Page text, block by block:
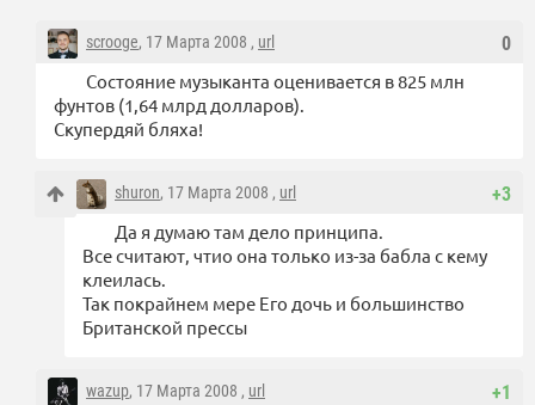
0
scrooge, 17 Марта 2008 , url
Состояние музыканта оценивается в 825 млн
фунтов (1,64 млрд долларов).
Скупердяй бляха!
+3
shuron, 17 Марта 2008 , url
Да я думаю там дело принципа.
Все считают, чтио она только из-за бабла с кему
клеилась.
Так покрайнем мере Его дочь и большинство
Британской прессы
+1
wazup, 17 Марта 2008 , url